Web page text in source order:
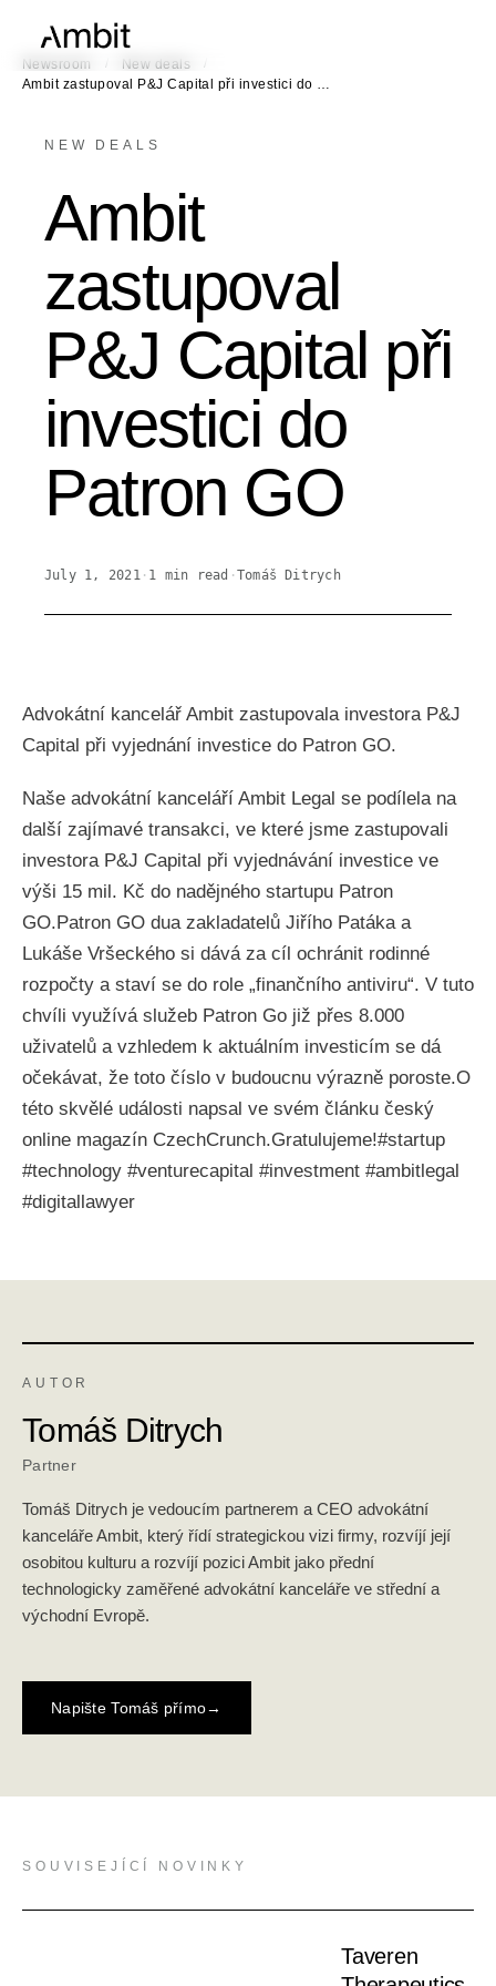
Newsroom / New deals
/
Ambit zastupoval P&J Capital při investici do …
NEW DEALS
Ambit
zastupoval
P&J Capital při
investici do
Patron GO
July 1, 2021· 1 min read · Tomáš Ditrych
Advokátní kancelář Ambit zastupovala investora P&J
Capital při vyjednání investice do Patron GO.
Naše advokátní kanceláří Ambit Legal se podílela na
další zajímavé transakci, ve které jsme zastupovali
investora P&J Capital při vyjednávání investice ve
výši 15 mil. Kč do nadějného startupu Patron
GO.Patron GO dua zakladatelů Jiřího Patáka a
Lukáše Vršeckého si dává za cíl ochránit rodinné
rozpočty a staví se do role „finančního antiviru“. V tuto
chvíli využívá služeb Patron Go již přes 8.000
uživatelů a vzhledem k aktuálním investicím se dá
očekávat, že toto číslo v budoucnu výrazně poroste.O
této skvělé události napsal ve svém článku český
online magazín CzechCrunch.Gratulujeme!#startup
#technology #venturecapital #investment #ambitlegal
#digitallawyer
AUTOR
Tomáš Ditrych
Partner
Tomáš Ditrych je vedoucím partnerem a CEO advokátní
kanceláře Ambit, který řídí strategickou vizi firmy, rozvíjí její
osobitou kulturu a rozvíjí pozici Ambit jako přední
technologicky zaměřené advokátní kanceláře ve střední a
východní Evropě.
Napište Tomáš přímo→
SOUVISEJÍCÍ NOVINKY
Taveren